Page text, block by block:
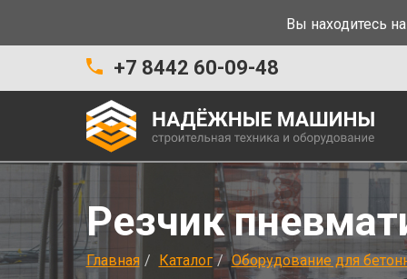
Вы находитесь
+7 8442 60-09-48
Резчик
Главная Каталог Оборудование для